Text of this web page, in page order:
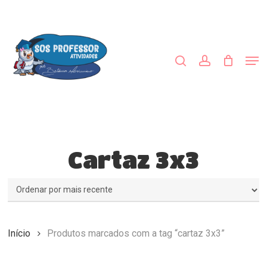
content
Cartaz 3x3
Início Produtos marcados com a tag “cartaz 3x3”